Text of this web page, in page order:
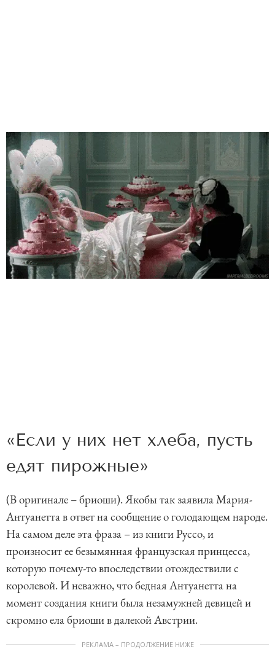
«Если у них нет хлеба, пусть
едят пирожные»
(В оригинале – бриоши). Якобы так заявила Мария-
Антуанетта в ответ на сообщение о голодающем народе.
На самом деле эта фраза – из книги Руссо, и
произносит ее безымянная французская принцесса,
которую почему-то впоследствии отождествили с
королевой. И неважно, что бедная Антуанетта на
момент создания книги была незамужней девицей и
скромно ела бриоши в далекой Австрии.
РЕКЛАМА – ПРОДОЛЖЕНИЕ НИЖЕ